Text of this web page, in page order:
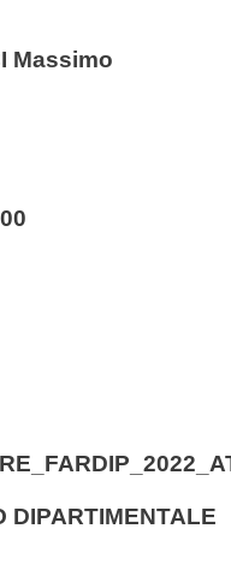
Massimo
DIPARTIMENTALE